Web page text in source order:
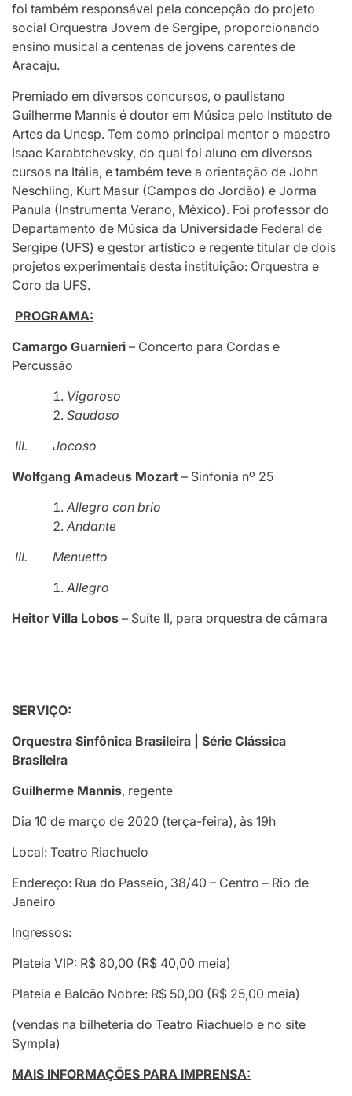
foi também responsável pela concepção do projeto
social Orquestra Jovem de Sergipe, proporcionando
ensino musical a centenas de jovens carentes de
Aracaju.
Premiado em diversos concursos, o paulistano
Guilherme Mannis é doutor em Música pelo Instituto de
Artes da Unesp. Tem como principal mentor o maestro
Isaac Karabtchevsky, do qual foi aluno em diversos
cursos na Itália, e também teve a orientação de John
Neschling, Kurt Masur (Campos do Jordão) e Jorma
Panula (Instrumenta Verano, México). Foi professor do
Departamento de Música da Universidade Federal de
Sergipe (UFS) e gestor artístico e regente titular de dois
projetos experimentais desta instituição: Orquestra e
Coro da UFS.
PROGRAMA:
Camargo Guarnieri – Concerto para Cordas e
Percussão
Vigoroso
Saudoso
III.
Jocoso
Wolfgang Amadeus Mozart – Sinfonia nº 25
Allegro con brio
Andante
III.
Menuetto
Allegro
Heitor Villa Lobos – Suíte II, para orquestra de câmara
SERVIÇO:
Orquestra Sinfônica Brasileira | Série Clássica
Brasileira
Guilherme Mannis, regente
Dia 10 de março de 2020 (terça-feira), às 19h
Local: Teatro Riachuelo
Endereço: Rua do Passeio, 38/40 – Centro – Rio de
Janeiro
Ingressos:
Plateia VIP: R$ 80,00 (R$ 40,00 meia)
Plateia e Balcão Nobre: R$ 50,00 (R$ 25,00 meia)
(vendas na bilheteria do Teatro Riachuelo e no site
Sympla)
MAIS INFORMAÇÕES PARA IMPRENSA: